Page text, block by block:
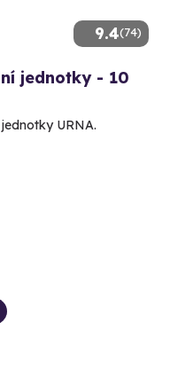
9.4(74)
jednotky - 10
URNA.